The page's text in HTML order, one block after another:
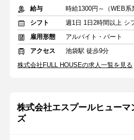
給与
シフト
週1日 1日2時間以上 シ
雇用形態
アルバイト・パート
アクセス
池袋駅 徒歩9分
株式会社FULL HOUSEの求人一覧を見る
株式会社エスプールヒューマ
ズ